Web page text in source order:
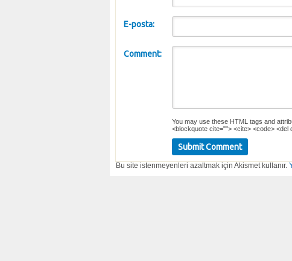
E-posta:
Comment:
You may use these HTML tags and
<blockquote cite=""> <cite> <code> <del
Bu site istenmeyenleri azaltmak için Akismet kullanır.